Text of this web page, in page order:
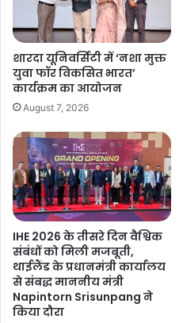
शारदा यूनिवर्सिटी में ‘नशा मुक्त
युवा फॉर विकसित भारत’
कार्यक्रम का आयोजन
August 7, 2026
IHE 2026 के तीसरे दिन वैश्विक
संबंधों को मिली मजबूती,
थाईलैंड के प्रधानमंत्री कार्यालय
से संबद्ध माननीय मंत्री
Napintorn Srisunpang ने
किया दौरा